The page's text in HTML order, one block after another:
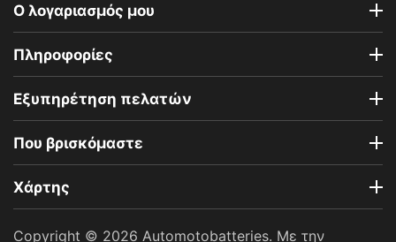
Ο λογαριασμός μου
Πληροφορίες
Εξυπηρέτηση πελατών
Που βρισκόμαστε
Χάρτης
Copyright © 2026 Automotobatteries. Με την